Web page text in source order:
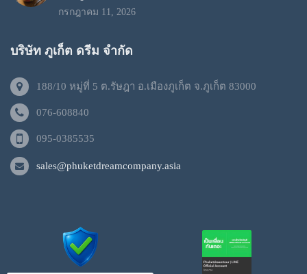
กรกฎาคม 11, 2026
บริษัท ภูเก็ต ดรีม จำกัด
188/10 หมู่ที่ 5 ต.รัษฎา อ.เมืองภูเก็ต จ.ภูเก็ต 83000
076-608840
095-0385535
sales@phuketdreamcompany.asia